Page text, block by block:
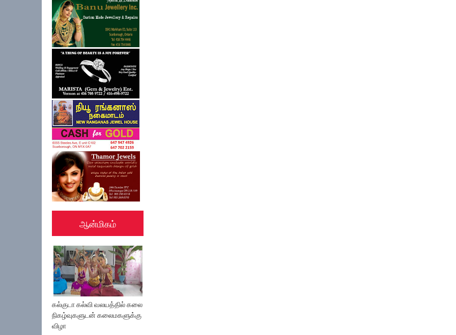
ஆன்மிகம்
கல்குடா கல்வி வலயத்தில் கலை
நிகழ்வுகளுடன் கலைமகளுக்கு
விழா